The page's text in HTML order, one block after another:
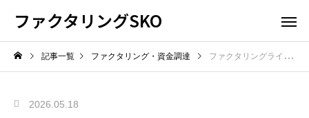
ファクタリングSKO
記事一覧 ファクタリング・資金調達 ファクタリングライジング【資金調達を成功に導く】
2026.05.18